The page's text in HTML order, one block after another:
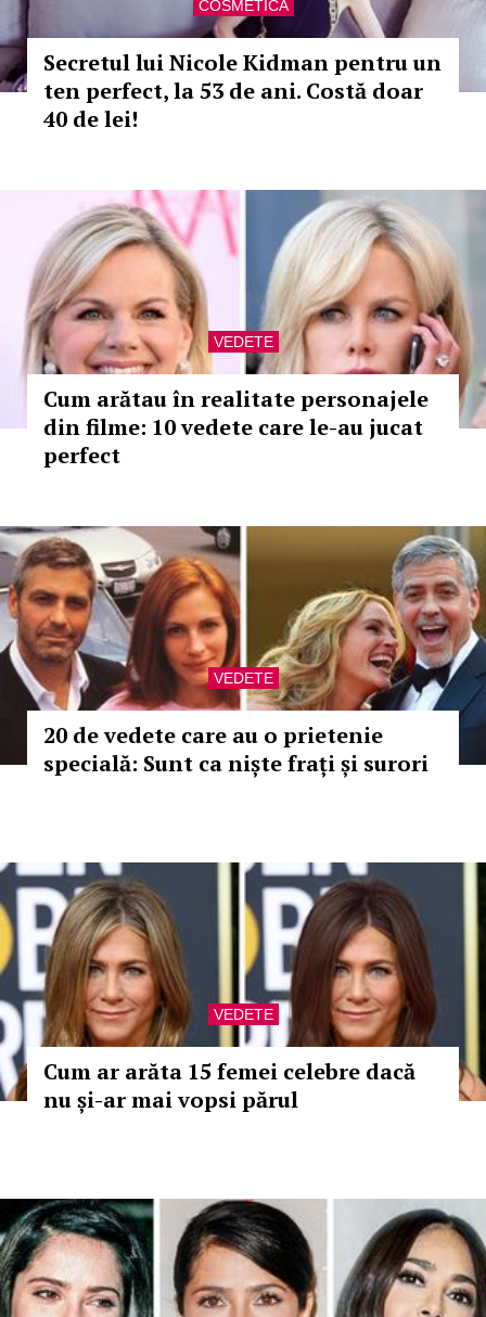
COSMETICA
Secretul lui Nicole Kidman pentru un
ten perfect, la 53 de ani. Costă doar
40 de lei!
VEDETE
Cum arătau în realitate personajele
din filme: 10 vedete care le-au jucat
perfect
VEDETE
20 de vedete care au o prietenie
specială: Sunt ca niște frați și surori
VEDETE
Cum ar arăta 15 femei celebre dacă
nu și-ar mai vopsi părul